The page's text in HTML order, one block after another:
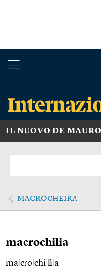
IL NUOVO DE MAURO
MACROCHEIRA
macrochilia
ma cro chi lì a